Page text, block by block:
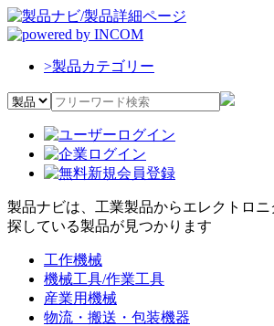
>製品カテゴリー
製品ナビは、工業製品からエレクトロニ
探している製品が見つかります
工作機械
機械工具/作業工具
産業用機械
物流・搬送・包装機器